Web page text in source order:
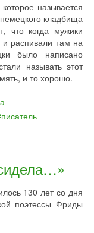
называется
кладбища
что когда мужики
распивали там на
было написано
называть этот
и то хорошо.
писатель
130 лет со дня
поэтессы Фриды